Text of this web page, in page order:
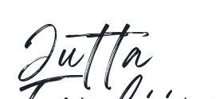
sisältöön
Jutta